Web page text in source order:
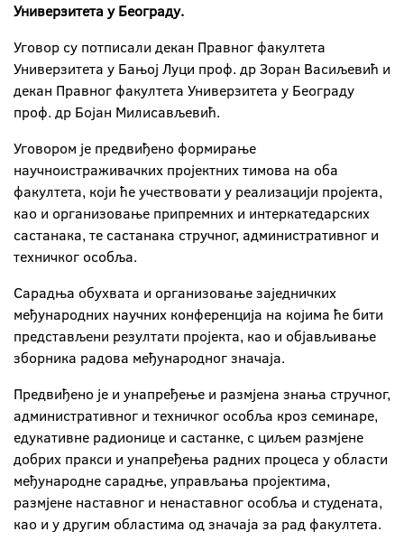
Универзитета у Београду.
Уговор су потписали декан Правног факултета
Универзитета у Бањој Луци проф. др Зоран Васиљевић и
декан Правног факултета Универзитета у Београду
проф. др Бојан Милисављевић.
Уговором је предвиђено формирање
научноистраживачких пројектних тимова на оба
факултета, који ће учествовати у реализацији пројекта,
као и организовање припремних и интеркатедарских
састанака, те састанака стручног, административног и
техничког особља.
Сарадња обухвата и организовање заједничких
међународних научних конференција на којима ће бити
представљени резултати пројекта, као и објављивање
зборника радова међународног значаја.
Предвиђено је и унапређење и размјена знања стручног,
административног и техничког особља кроз семинаре,
едукативне радионице и састанке, с циљем размјене
добрих пракси и унапређења радних процеса у области
међународне сарадње, управљања пројектима,
размјене наставног и ненаставног особља и студената,
као и у другим областима од значаја за рад факултета.